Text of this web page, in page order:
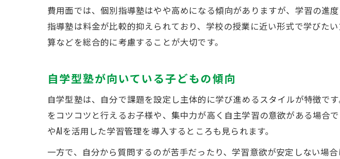
塾の料金体系や
成果を最大化す
塾の講師やカリ
体験授業や口コ
通いやすさと学
費用面では、個別指導塾はやや高めになる傾向がありますが、学習の進
指導塾は料金が比較的抑えられており、学校の授業に近い形式で学びた
算などを総合的に考慮することが大切です。
自学型塾が向いている子どもの傾向
自学型塾は、自分で課題を設定し主体的に学び進めるスタイルが特徴で
をコツコツと行えるお子様や、集中力が高く自主学習の意欲がある場合
やAIを活用した学習管理を導入するところも見られます。
一方で、自分から質問するのが苦手だったり、学習意欲が安定しない場